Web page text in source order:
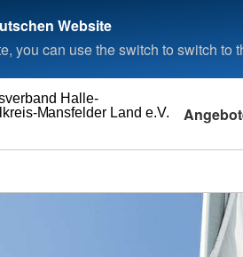
Website
you can use the switch to switch to
Mansfelder Land e.V.
Halle-